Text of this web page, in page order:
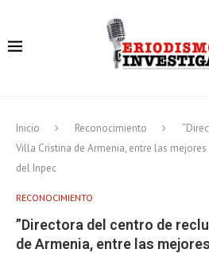
Inicio Reconocimiento
Villa Cristina de Armenia, entre las mejores
del Inpec
RECONOCIMIENTO
”Directora del centro de
de Armenia, entre las